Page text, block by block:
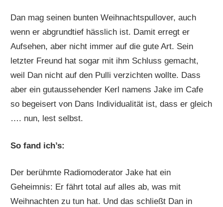
Dan mag seinen bunten Weihnachtspullover, auch
wenn er abgrundtief hässlich ist. Damit erregt er
Aufsehen, aber nicht immer auf die gute Art. Sein
letzter Freund hat sogar mit ihm Schluss gemacht,
weil Dan nicht auf den Pulli verzichten wollte. Dass
aber ein gutaussehender Kerl namens Jake im Cafe
so begeisert von Dans Individualität ist, dass er gleich
…. nun, lest selbst.
So fand ich’s:
Der berühmte Radiomoderator Jake hat ein
Geheimnis: Er fährt total auf alles ab, was mit
Weihnachten zu tun hat. Und das schließt Dan in